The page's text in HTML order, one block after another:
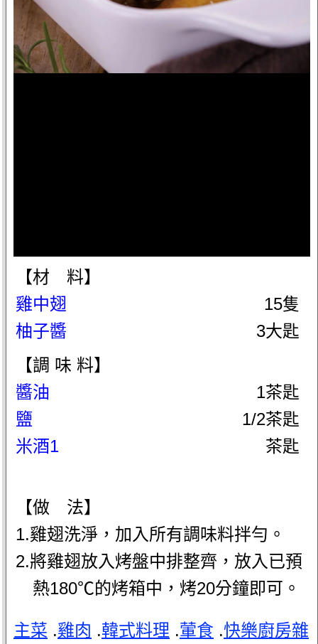
【材 料】
雞中翅
15隻
柚子醬
3大匙
【調 味 料】
醬油
1茶匙
鹽
1/2茶匙
米酒1
茶匙
【做 法】
1.雞翅洗淨，加入所有調味料拌勻。
2.將雞翅放入烤盤中排整齊，放入已預
熱180℃的烤箱中，烤20分鐘即可。
主菜 .雞肉 .韓式料理 .葷食 .快樂廚房雜